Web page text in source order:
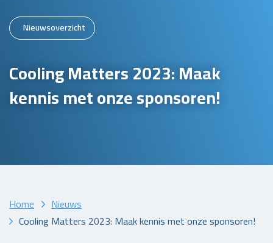
Nieuwsoverzicht
Cooling Matters 2023: Maak
kennis met onze sponsoren!
Home
Nieuws
Cooling Matters 2023: Maak kennis met onze sponsoren!